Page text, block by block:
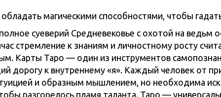
суеверий Средневековье с охотой на ведьм
стремление к знаниям и личностному росту
Карты Таро — один из инструментов
дорогу к внутреннему «я». Каждый человек от
и образным мышлением, но необходима
разгорелось пламя таланта. Таро —